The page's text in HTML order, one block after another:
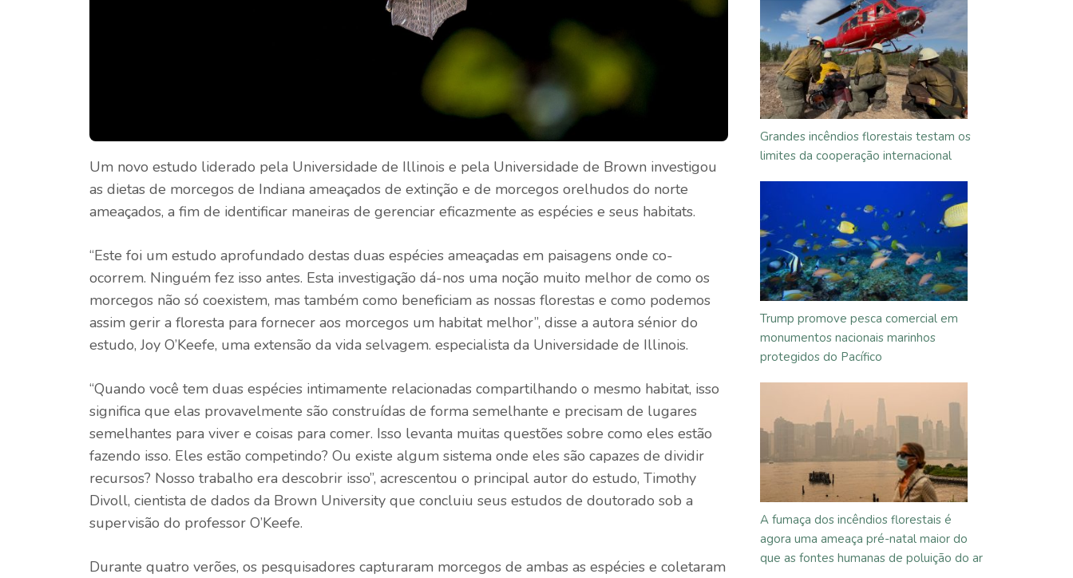
Um novo estudo liderado pela Universidade de Illinois e pela Universidade de Brown investigou
as dietas de morcegos de Indiana ameaçados de extinção e de morcegos orelhudos do norte
ameaçados, a fim de identificar maneiras de gerenciar eficazmente as espécies e seus habitats.
“Este foi um estudo aprofundado destas duas espécies ameaçadas em paisagens onde co-
ocorrem. Ninguém fez isso antes. Esta investigação dá-nos uma noção muito melhor de como os
morcegos não só coexistem, mas também como beneficiam as nossas florestas e como podemos
assim gerir a floresta para fornecer aos morcegos um habitat melhor”, disse a autora sénior do
estudo, Joy O’Keefe, uma extensão da vida selvagem. especialista da Universidade de Illinois.
“Quando você tem duas espécies intimamente relacionadas compartilhando o mesmo habitat, isso
significa que elas provavelmente são construídas de forma semelhante e precisam de lugares
semelhantes para viver e coisas para comer. Isso levanta muitas questões sobre como eles estão
fazendo isso. Eles estão competindo? Ou existe algum sistema onde eles são capazes de dividir
recursos? Nosso trabalho era descobrir isso”, acrescentou o principal autor do estudo, Timothy
Divoll, cientista de dados da Brown University que concluiu seus estudos de doutorado sob a
supervisão do professor O’Keefe.
Durante quatro verões, os pesquisadores capturaram morcegos de ambas as espécies e coletaram
Grandes incêndios florestais testam os
limites da cooperação internacional
Trump promove pesca comercial em
monumentos nacionais marinhos
protegidos do Pacífico
A fumaça dos incêndios florestais é
agora uma ameaça pré-natal maior do
que as fontes humanas de poluição do ar